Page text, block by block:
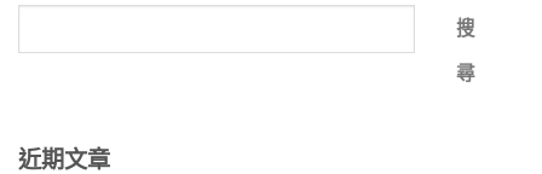
搜
尋
近期文章